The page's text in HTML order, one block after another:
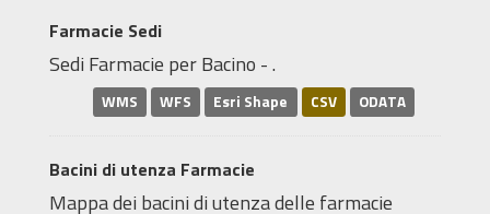
Farmacie Sedi
Sedi Farmacie per Bacino - .
WMS WFS Esri Shape CSV ODATA
Bacini di utenza Farmacie
Mappa dei bacini di utenza delle farmacie